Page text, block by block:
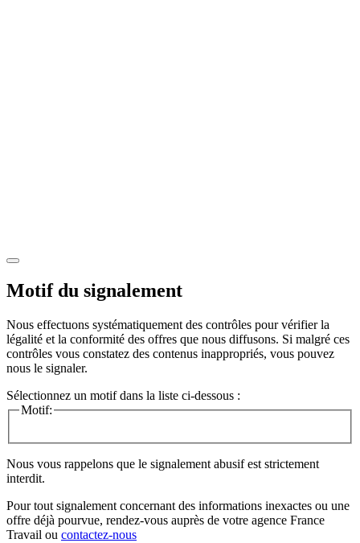
Motif du signalement
Nous effectuons systématiquement des contrôles pour vérifier la
légalité et la conformité des offres que nous diffusons. Si malgré ces
contrôles vous constatez des contenus inappropriés, vous pouvez
nous le signaler.
Sélectionnez un motif dans la liste ci-dessous :
Motif:
Nous vous rappelons que le signalement abusif est strictement
interdit.
Pour tout signalement concernant des informations inexactes ou une
offre déjà pourvue, rendez-vous auprès de votre agence France
Travail ou contactez-nous